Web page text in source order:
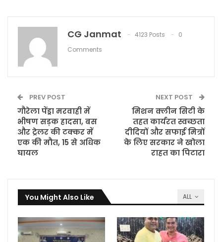
CG Janmat 4123 Posts
0
Comments
PREV POST
गौरेला पेंड्रा मरवाही में
भीषण सड़क हादसा, बस
और ट्रेलर की टक्कर में
एक की मौत, 15 से अधिक
घायल
NEXT POST
मिशन क्लीन सिटी के
तहत कार्यरत स्वच्छता
दीदियों और सफाई मित्रों
के लिए सरकार ने खोला
राहत का पिटारा
ALL
You Might Also Like